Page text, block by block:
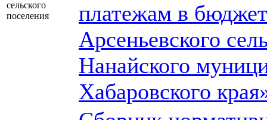
сельского
поселения
платежам в
Арсеньевского
Нанайского
Хабаровского